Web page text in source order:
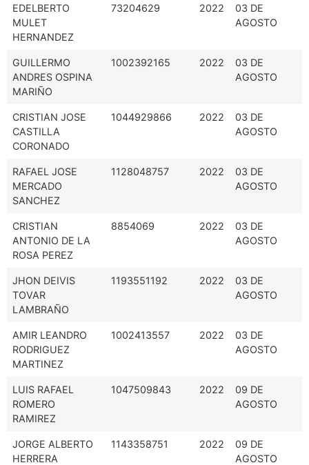
EDELBERTO
MULET
HERNANDEZ
73204629 2022
03 DE
AGOSTO
GUILLERMO
ANDRES OSPINA
MARIÑO
1002392165 2022
03 DE
AGOSTO
CRISTIAN JOSE
CASTILLA
CORONADO
1044929866 2022
03 DE
AGOSTO
RAFAEL JOSE
MERCADO
SANCHEZ
1128048757 2022
03 DE
AGOSTO
CRISTIAN
ANTONIO DE LA
ROSA PEREZ
8854069 2022
03 DE
AGOSTO
JHON DEIVIS
TOVAR
LAMBRAÑO
1193551192 2022
03 DE
AGOSTO
AMIR LEANDRO
RODRIGUEZ
MARTINEZ
1002413557 2022
03 DE
AGOSTO
LUIS RAFAEL
ROMERO
RAMIREZ
1047509843 2022
09 DE
AGOSTO
JORGE ALBERTO
HERRERA
1143358751 2022
09 DE
AGOSTO